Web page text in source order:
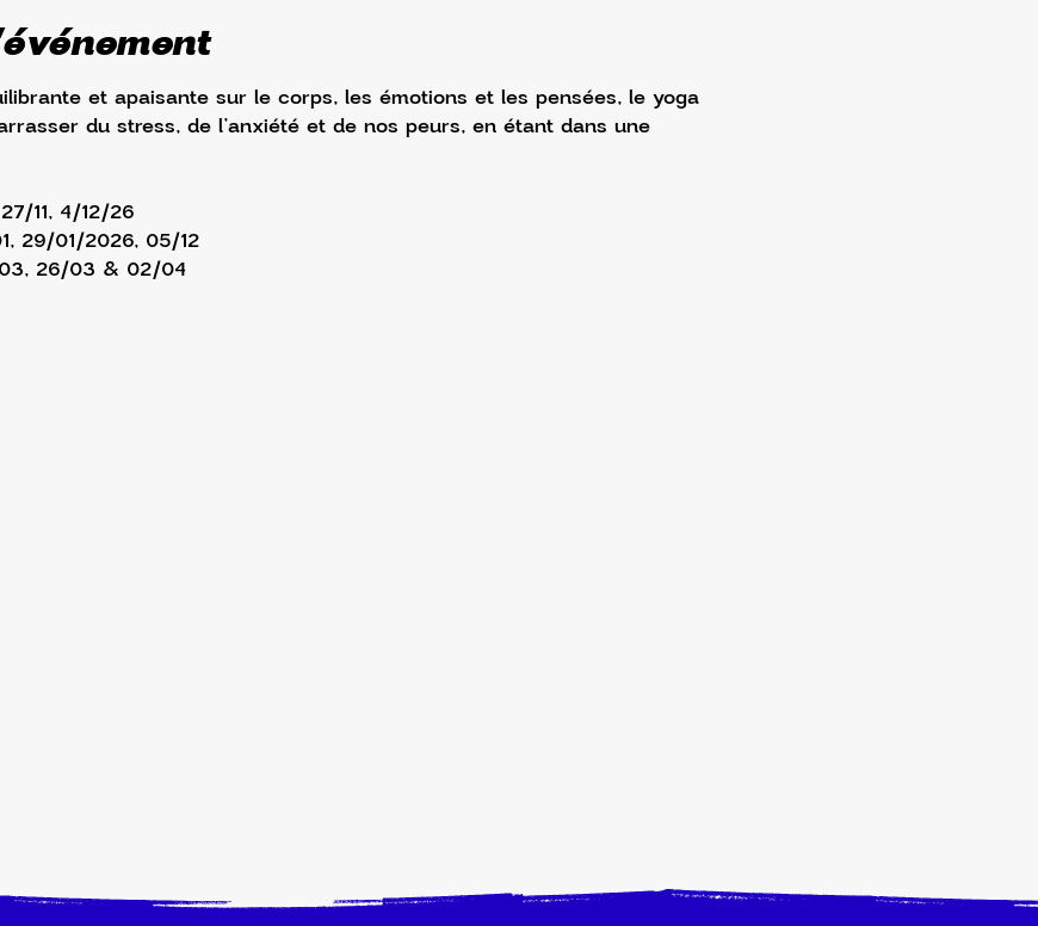
et apaisante sur le corps, les émotions et les pensées, le yoga
du stress, de l’anxiété et de nos peurs, en étant dans une
11, 4/12/26
29/01/2026, 05/12
26/03 & 02/04